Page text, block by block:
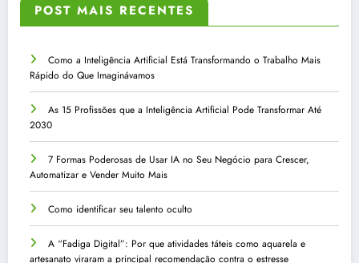
POST MAIS RECENTES
Como a Inteligência Artificial Está Transformando o Trabalho Mais
Rápido do Que Imaginávamos
As 15 Profissões que a Inteligência Artificial Pode Transformar Até
2030
7 Formas Poderosas de Usar IA no Seu Negócio para Crescer,
Automatizar e Vender Muito Mais
Como identificar seu talento oculto
A “Fadiga Digital”: Por que atividades táteis como aquarela e
artesanato viraram a principal recomendação contra o estresse